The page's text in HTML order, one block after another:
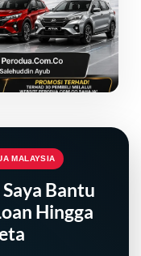
MALAYSIA
Bantu
Hingga